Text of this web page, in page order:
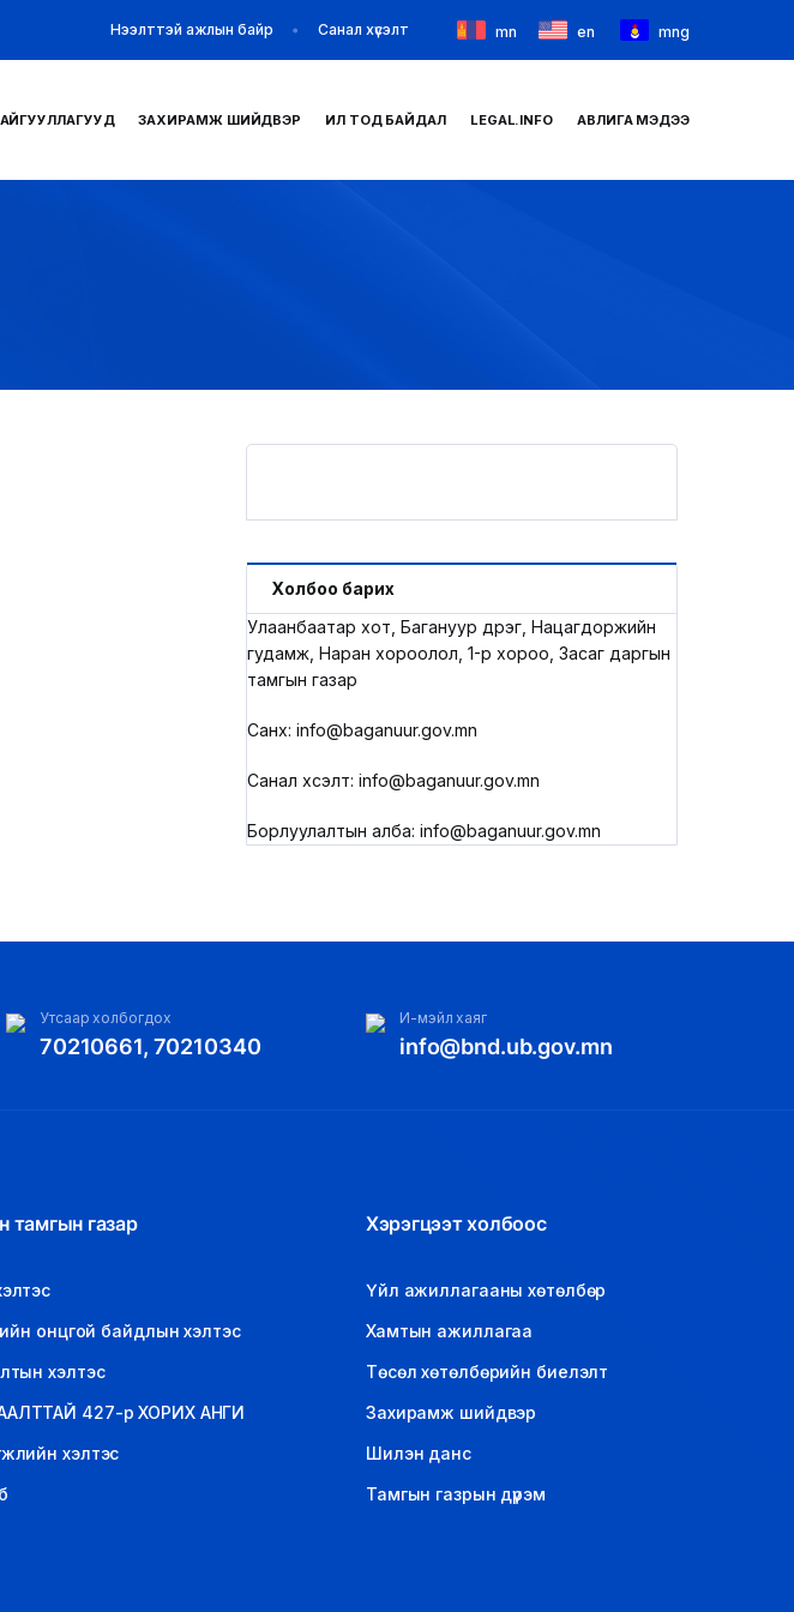
ЗАХИРАМЖ ШИЙДВЭР
LEGAL.INFO
АВЛИГА МЭДЭЭ
Нээлттэй ажлын байр Санал хүсэлт mn en mng
ЗАХИРАМЖ ШИЙДВЭР ИЛ ТОД БАЙДАЛ LEGAL.INFO АВЛИГА МЭДЭЭ
Холбоо барих
Улаанбаатар хот, Багануур дүүрэг, Нацагдоржийн
гудамж, Наран хороолол, 1-р хороо, Засаг даргын
тамгын газар
Санхүү: info@baganuur.gov.mn
Санал хүсэлт: info@baganuur.gov.mn
Борлуулалтын алба: info@baganuur.gov.mn
Утсаар холбогдох
70210661, 70210340
И-мэйл хаяг
info@bnd.ub.gov.mn
тамгын газар
онцгой байдлын хэлтэс
хэлтэс
427-р ХОРИХ АНГИ
хэлтэс
Хэрэгцээт холбоос
Үйл ажиллагааны хөтөлбөр
Хамтын ажиллагаа
Төсөл хөтөлбөрийн биелэлт
Захирамж шийдвэр
Шилэн данс
Тамгын газрын дүрэм